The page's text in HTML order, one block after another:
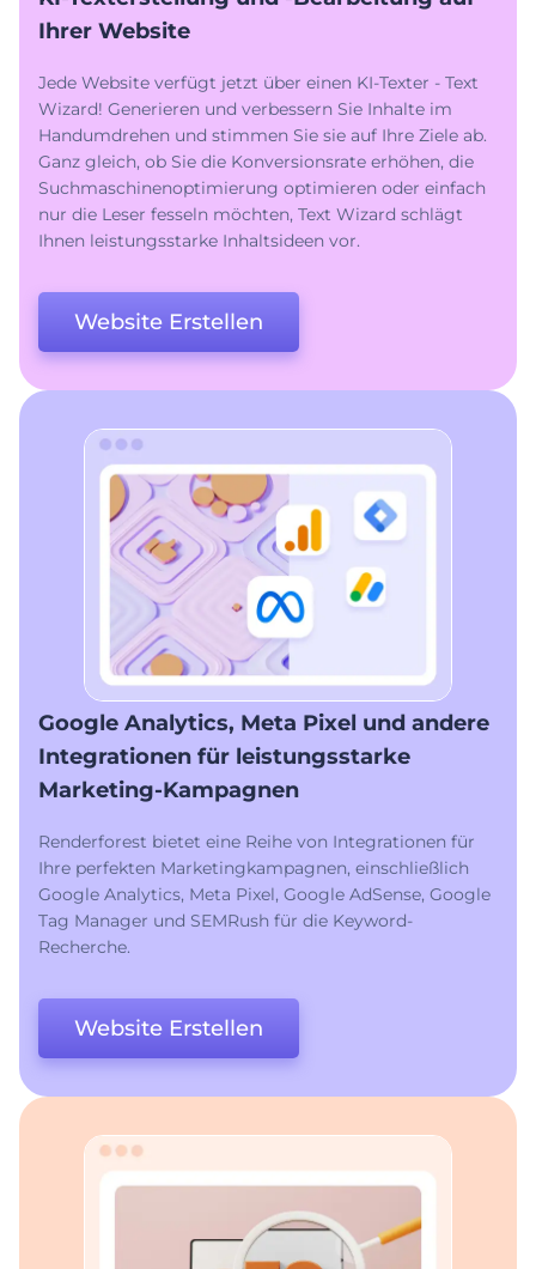
Ihrer Website
Jede Website verfügt jetzt über einen KI-Texter - Text
Wizard! Generieren und verbessern Sie Inhalte im
Handumdrehen und stimmen Sie sie auf Ihre Ziele ab.
Ganz gleich, ob Sie die Konversionsrate erhöhen, die
Suchmaschinenoptimierung optimieren oder einfach
nur die Leser fesseln möchten, Text Wizard schlägt
Ihnen leistungsstarke Inhaltsideen vor.
Website Erstellen
Google Analytics, Meta Pixel und andere
Integrationen für leistungsstarke
Marketing-Kampagnen
Renderforest bietet eine Reihe von Integrationen für
Ihre perfekten Marketingkampagnen, einschließlich
Google Analytics, Meta Pixel, Google AdSense, Google
Tag Manager und SEMRush für die Keyword-
Recherche.
Website Erstellen